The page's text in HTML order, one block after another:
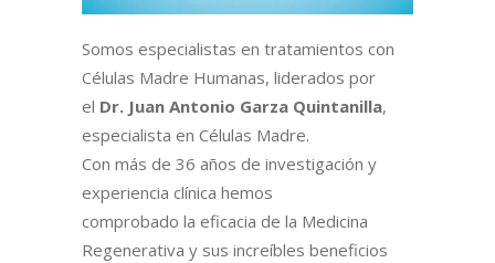
Somos especialistas en tratamientos con
Células Madre Humanas, liderados por
el Dr. Juan Antonio Garza Quintanilla,
especialista en Células Madre.
Con más de 36 años de investigación y
experiencia clínica hemos
comprobado la eficacia de la Medicina
Regenerativa y sus increíbles beneficios